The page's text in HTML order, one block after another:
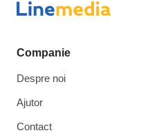
Companie
Despre noi
Ajutor
Contact